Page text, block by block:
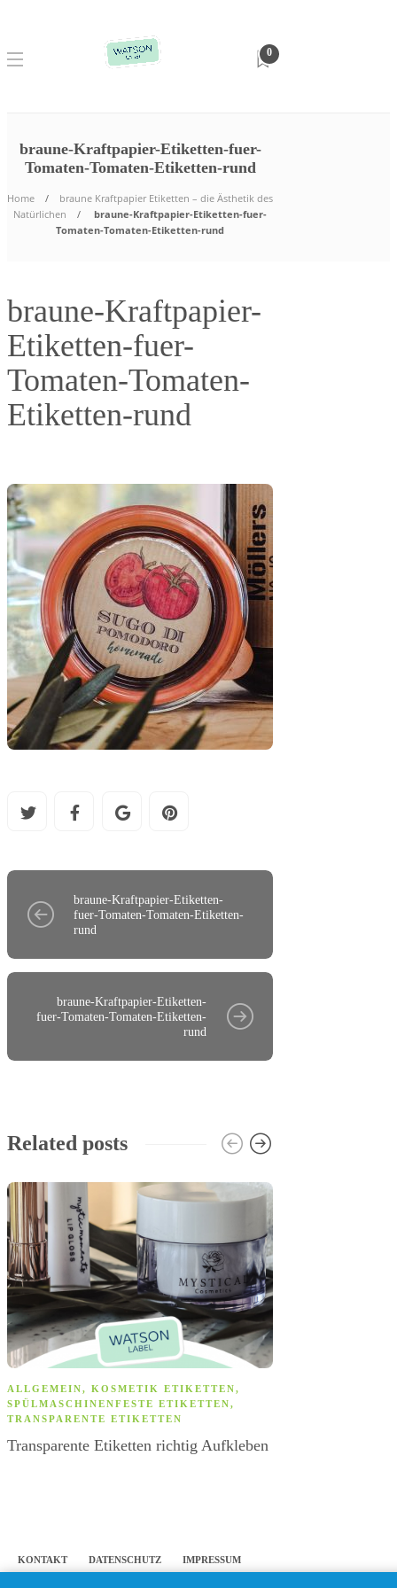
0
braune-Kraftpapier-Etiketten-fuer-
Tomaten-Tomaten-Etiketten-rund
Home
braune Kraftpapier Etiketten – die Ästhetik des
Natürlichen
braune-Kraftpapier-Etiketten-fuer-
Tomaten-Tomaten-Etiketten-rund
braune-Kraftpapier-
Etiketten-fuer-
Tomaten-Tomaten-
Etiketten-rund
braune-Kraftpapier-Etiketten-
fuer-Tomaten-Tomaten-Etiketten-
rund
braune-Kraftpapier-Etiketten-
fuer-Tomaten-Tomaten-Etiketten-
rund
Related posts
ALLGEMEIN, KOSMETIK ETIKETTEN,
SPÜLMASCHINENFESTE ETIKETTEN,
TRANSPARENTE ETIKETTEN
Transparente Etiketten richtig Aufkleben
KONTAKT DATENSCHUTZ IMPRESSUM